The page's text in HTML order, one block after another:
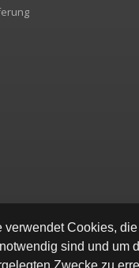
verwendet Cookies,
sind und um